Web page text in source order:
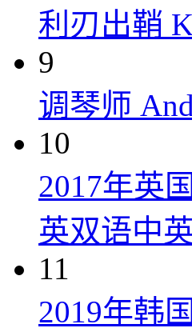
利刃出鞘
9
调琴师
10
2017年英
英双语中
11
2019年韩